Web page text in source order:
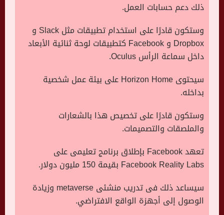
ذلك دعم حسابات العمل.
وستكون قادرًا على استخدام تطبيقات مثلSlack و
Dropbox وFacebook كتطبيقات لوحة ثنائية الأبعاد
داخل سماعة الرأسOculus
.
سيحتوىHorizon Homeعلى بيئة عمل شخصية
بداخله.
وستكون قادرًا على تخصيص هذا بالشعارات
والملصقات والتصميمات.
تعهدFacebook بإطلاق برنامج تعليمى على
Facebook Reality Labs بقيمة 150 مليون دولار.
سيساعد ذلك فى تدريب منشئىmetaverse وزيادة
الوصول إلى أجهزة الواقع الافتراضي.